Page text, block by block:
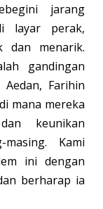
jarang
layar perak,
dan menarik.
gandingan
Farihin
mana mereka
keunikan
Kami
ini dengan
berharap ia